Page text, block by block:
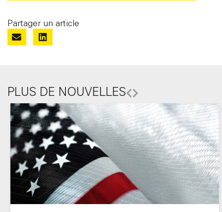
Partager un article
PLUS DE NOUVELLES